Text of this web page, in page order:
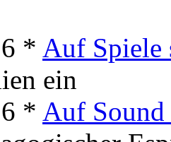
* Auf Spiele
ein
* Auf Sound